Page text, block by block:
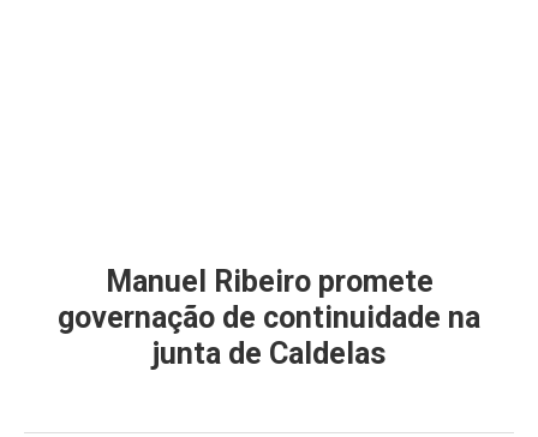
Manuel Ribeiro promete
governação de continuidade na
junta de Caldelas